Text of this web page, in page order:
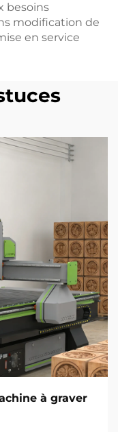
besoins
modification de
en service
à graver